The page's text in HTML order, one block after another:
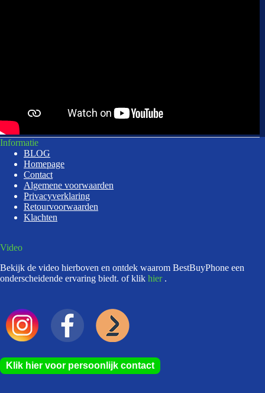
Informatie
BLOG
Homepage
Contact
Algemene voorwaarden
Privacyverklaring
Retourvoorwaarden
Klachten
Video
Bekijk de video hierboven en ontdek waarom BestBuyPhone een
onderscheidende ervaring biedt. of klik hier .
Klik hier voor persoonlijk contact